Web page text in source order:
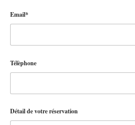
Email*
Télèphone
Détail de votre réservation